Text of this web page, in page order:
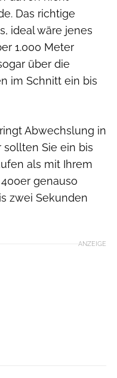
Das richtige
ideal wäre ­jenes
1.000 Meter
über die
im Schnitt ein bis
Abwechslung in
sollten Sie ein bis
als mit Ihrem
genauso
zwei Sekunden
ANZEIGE